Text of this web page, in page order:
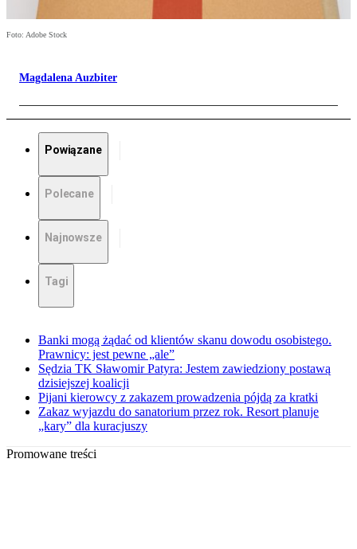
Foto: Adobe Stock
Magdalena Auzbiter
Powiązane
Polecane
Najnowsze
Tagi
Banki mogą żądać od klientów skanu dowodu osobistego.
Prawnicy: jest pewne „ale”
Sędzia TK Sławomir Patyra: Jestem zawiedziony postawą
dzisiejszej koalicji
Pijani kierowcy z zakazem prowadzenia pójdą za kratki
Zakaz wyjazdu do sanatorium przez rok. Resort planuje
„kary” dla kuracjuszy
Promowane treści